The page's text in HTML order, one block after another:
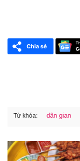
Từ khóa: dân gian